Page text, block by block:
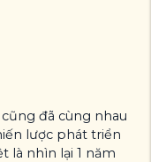
đã cùng nhau
lược phát triển
là nhìn lại 1 năm